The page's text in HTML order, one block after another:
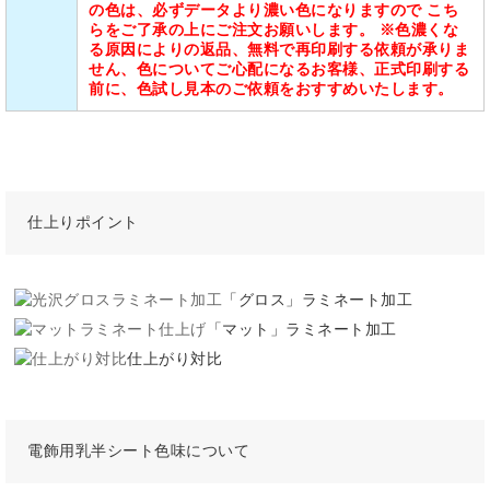
の色は、必ずデータより濃い色になりますので こち
らをご了承の上にご注文お願いします。 ※色濃くな
る原因によりの返品、無料で再印刷する依頼が承りま
せん、色についてご心配になるお客様、正式印刷する
前に、色試し見本のご依頼をおすすめいたします。
仕上りポイント
「グロス」ラミネート加工
「マット」ラミネート加工
仕上がり対比
電飾用乳半シート色味について